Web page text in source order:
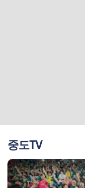
중도TV